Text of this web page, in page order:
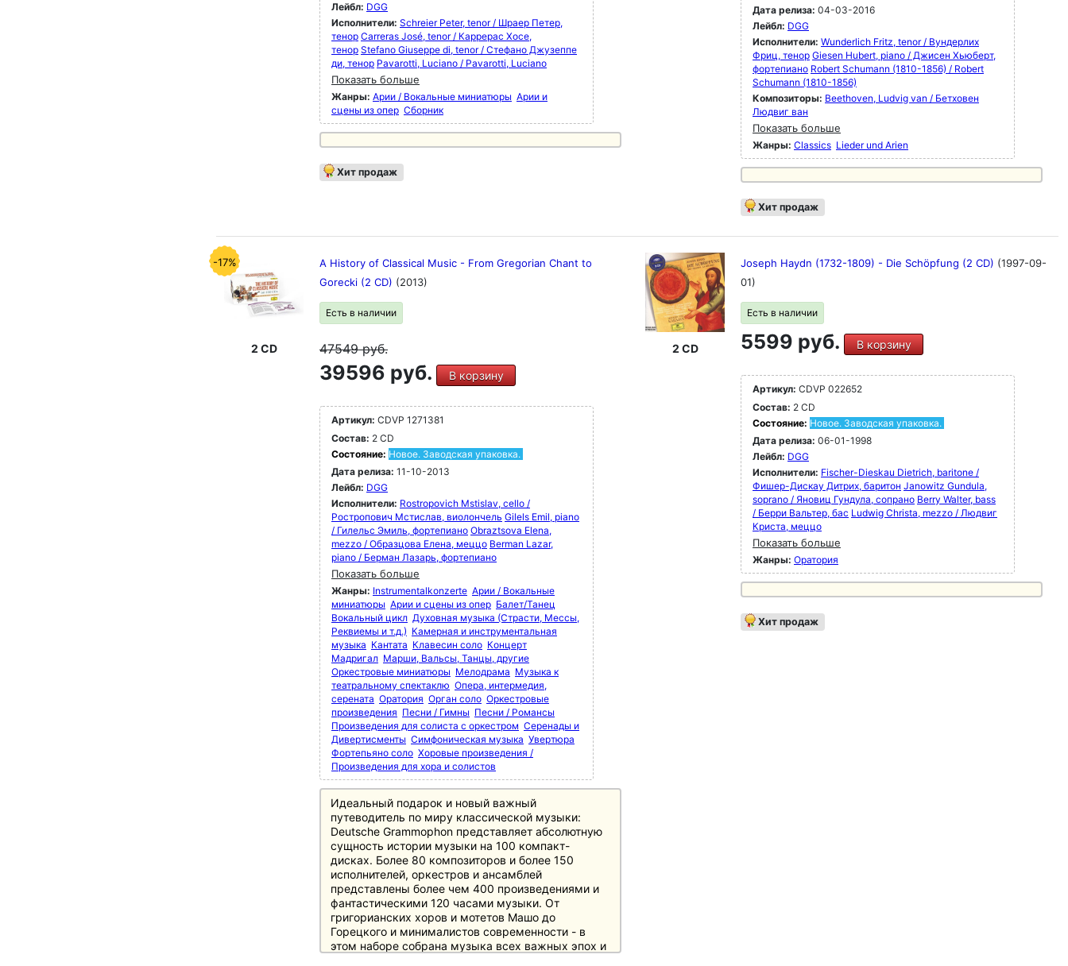
Лейбл: DGG
Исполнители: Schreier Peter, tenor / Шраер Петер,
тенор Carreras José, tenor / Каррерас Хосе,
тенор Stefano Giuseppe di, tenor / Стефано Джузеппе
ди, тенор Pavarotti, Luciano / Pavarotti, Luciano
Показать больше
Жанры: Арии / Вокальные миниатюры Арии и
сцены из опер Сборник
Хит продаж
Дата релиза: 04-03-2016
Лейбл: DGG
Исполнители: Wunderlich Fritz, tenor / Вундерлих
Фриц, тенор Giesen Hubert, piano / Джисен Хьюберт,
фортепиано Robert Schumann (1810-1856) / Robert
Schumann (1810-1856)
Композиторы: Beethoven, Ludvig van / Бетховен
Людвиг ван
Показать больше
Жанры: Classics Lieder und Arien
Хит продаж
-17%
2 CD
A History of Classical Music - From Gregorian Chant to
Gorecki (2 CD) (2013)
Есть в наличии
47549руб.
39596 руб. В корзину
Артикул: CDVP 1271381
Состав: 2 CD
Состояние: Новое. Заводская упаковка.
Дата релиза: 11-10-2013
Лейбл: DGG
Исполнители: Rostropovich Mstislav, cello /
Ростропович Мстислав, виолончель Gilels Emil, piano
/ Гилельс Эмиль, фортепиано Obraztsova Elena,
mezzo / Образцова Елена, меццо Berman Lazar,
piano / Берман Лазарь, фортепиано
Показать больше
Жанры: Instrumentalkonzerte Арии / Вокальные
миниатюры Арии и сцены из опер Балет/Танец
Вокальный цикл Духовная музыка (Страсти, Мессы,
Реквиемы и т.д.) Камерная и инструментальная
музыка Кантата Клавесин соло Концерт
Мадригал Марши, Вальсы, Танцы, другие
Оркестровые миниатюры Мелодрама Музыка к
театральному спектаклю Опера, интермедия,
серената Оратория Орган соло Оркестровые
произведения Песни / Гимны Песни / Романсы
Произведения для солиста с оркестром Серенады и
Дивертисменты Симфоническая музыка Увертюра
Фортепьяно соло Хоровые произведения /
Произведения для хора и солистов
Идеальный подарок и новый важный
путеводитель по миру классической музыки:
Deutsche Grammophon представляет абсолютную
сущность истории музыки на 100 компакт-
дисках. Более 80 композиторов и более 150
исполнителей, оркестров и ансамблей
представлены более чем 400 произведениями и
фантастическими 120 часами музыки. От
григорианских хоров и мотетов Машо до
Горецкого и минималистов современности - в
этом наборе собрана музыка всех важных эпох и
2 CD
Joseph Haydn (1732-1809) - Die Schöpfung (2 CD) (1997-09-
01)
Есть в наличии
5599 руб. В корзину
Артикул: CDVP 022652
Состав: 2 CD
Состояние: Новое. Заводская упаковка.
Дата релиза: 06-01-1998
Лейбл: DGG
Исполнители: Fischer-Dieskau Dietrich, baritone /
Фишер-Дискау Дитрих, баритон Janowitz Gundula,
soprano / Яновиц Гундула, сопрано Berry Walter, bass
/ Берри Вальтер, бас Ludwig Christa, mezzo / Людвиг
Криста, меццо
Показать больше
Жанры: Оратория
Хит продаж